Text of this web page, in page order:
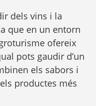
dels vins i la
que en un entorn
ofereix
pots gaudir d’un
els sabors i
productes més